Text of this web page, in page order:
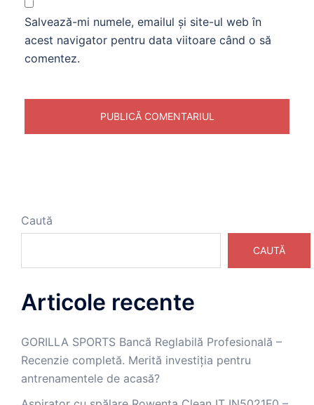
Salvează-mi numele, emailul și site-ul web în
acest navigator pentru data viitoare când o să
comentez.
Caută
CAUTĂ
Articole recente
GORILLA SPORTS Bancă Reglabilă Profesională –
Recenzie completă. Merită investiția pentru
antrenamentele de acasă?